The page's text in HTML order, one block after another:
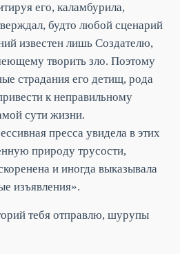
его, каламбурила,
будто любой сценарий
известен лишь Создателю,
творить зло. Поэтому
страдания его детищ, рода
к неправильному
сути жизни.
пресса увидела в этих
природу трусости,
и иногда выказывала
изъявления».
тебя отправлю, шурупы